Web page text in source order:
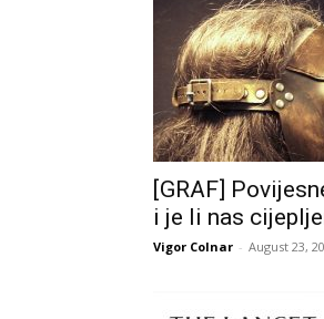
[GRAF]
i je li nas
Vigor Colnar - August 23,